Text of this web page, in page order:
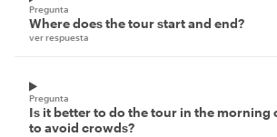
Pregunta
Where does the tour start and end?
ver respuesta
Pregunta
Is it better to do the tour in the morning
to avoid crowds?